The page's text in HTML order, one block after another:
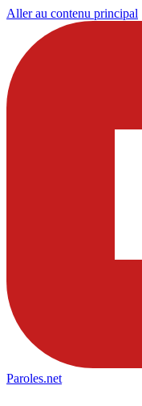
Aller au contenu principal
Paroles.net